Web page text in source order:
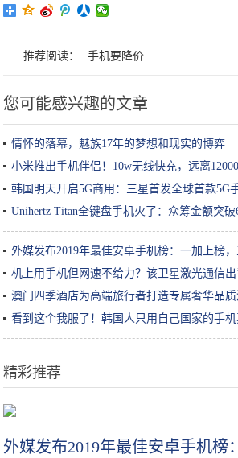
推荐阅读： 手机要降价
您可能感兴趣的文章
情怀的落幕，魅族17年的梦想和现实的博弈
小米推出手机伴侣！10w无线快充，远离
已
韩国明天开启5G商用：三星首发全球首款5G
Unihertz Titan全键盘手机火了：众筹金额突破
外媒发布2019年最佳安卓手机榜：一加上榜
机上用手机但网速不给力？该卫星激光通信出
澳门四季酒店为高端旅行者打造专属奢华品
看到这个我服了！韩国人只用自己国家的手机
精彩推荐
外媒发布2019年最佳安卓手机榜